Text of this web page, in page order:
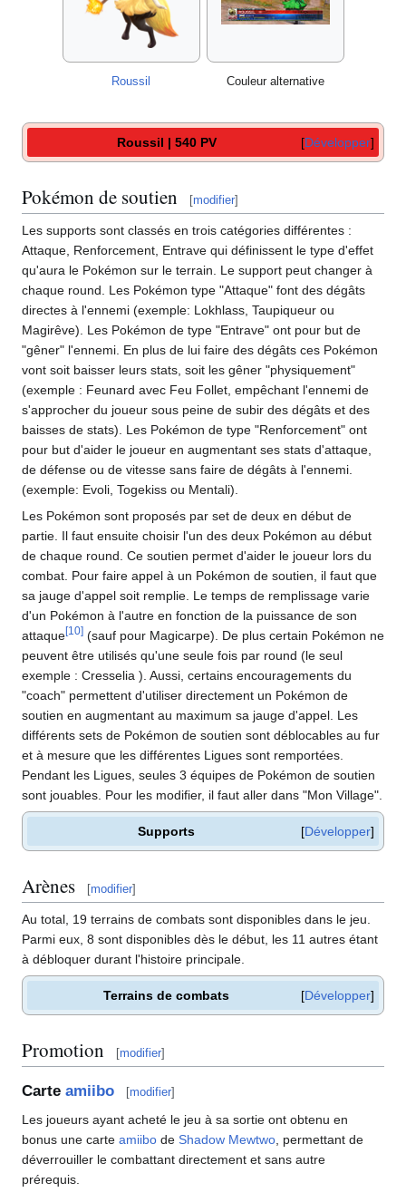
Roussil Couleur alternative
Développer
Roussil | 540 PV
Pokémon de soutien [modifier]
Les supports sont classés en trois catégories différentes :
Attaque, Renforcement, Entrave qui définissent le type d'effet
qu'aura le Pokémon sur le terrain. Le support peut changer à
chaque round. Les Pokémon type "Attaque" font des dégâts
directes à l'ennemi (exemple: Lokhlass, Taupiqueur ou
Magirêve). Les Pokémon de type "Entrave" ont pour but de
"gêner" l'ennemi. En plus de lui faire des dégâts ces Pokémon
vont soit baisser leurs stats, soit les gêner "physiquement"
(exemple : Feunard avec Feu Follet, empêchant l'ennemi de
s'approcher du joueur sous peine de subir des dégâts et des
baisses de stats). Les Pokémon de type "Renforcement" ont
pour but d'aider le joueur en augmentant ses stats d'attaque,
de défense ou de vitesse sans faire de dégâts à l'ennemi.
(exemple: Evoli, Togekiss ou Mentali).
Les Pokémon sont proposés par set de deux en début de
partie. Il faut ensuite choisir l'un des deux Pokémon au début
de chaque round. Ce soutien permet d'aider le joueur lors du
combat. Pour faire appel à un Pokémon de soutien, il faut que
sa jauge d'appel soit remplie. Le temps de remplissage varie
d'un Pokémon à l'autre en fonction de la puissance de son
attaque[10] (sauf pour Magicarpe). De plus certain Pokémon ne
peuvent être utilisés qu'une seule fois par round (le seul
exemple : Cresselia ). Aussi, certains encouragements du
"coach" permettent d'utiliser directement un Pokémon de
soutien en augmentant au maximum sa jauge d'appel. Les
différents sets de Pokémon de soutien sont déblocables au fur
et à mesure que les différentes Ligues sont remportées.
Pendant les Ligues, seules 3 équipes de Pokémon de soutien
sont jouables. Pour les modifier, il faut aller dans "Mon Village".
Développer
Supports
Arènes [modifier]
Au total, 19 terrains de combats sont disponibles dans le jeu.
Parmi eux, 8 sont disponibles dès le début, les 11 autres étant
à débloquer durant l'histoire principale.
Développer
Terrains de combats
Promotion [modifier]
Carte amiibo [modifier]
Les joueurs ayant acheté le jeu à sa sortie ont obtenu en
bonus une carte amiibo de Shadow Mewtwo , permettant de
déverrouiller le combattant directement et sans autre
prérequis.